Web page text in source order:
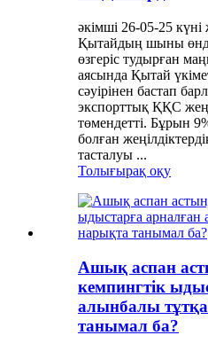
әкімші 26-05-25 күні
Қытайдың шыны
өзгеріс тудырған
аясында Қытай
сәуірінен бастап
экспорттық ҚҚС
төмендетті. Бұрын
болған
тасталуы ...
Толығырақ оқу
Ашық аспан
кемпингтік
алынбалы
танымал ба?